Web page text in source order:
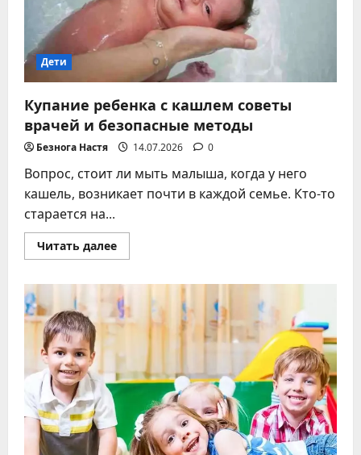
Дети
Купание ребенка с кашлем советы
врачей и безопасные методы
Безнога Настя 14.07.2026 0
Вопрос, стоит ли мыть малыша, когда у него
кашель, возникает почти в каждой семье. Кто-то
старается на...
Читать далееПрочитать
больше
ребенка
с
кашлем
советы
безопасные
методы